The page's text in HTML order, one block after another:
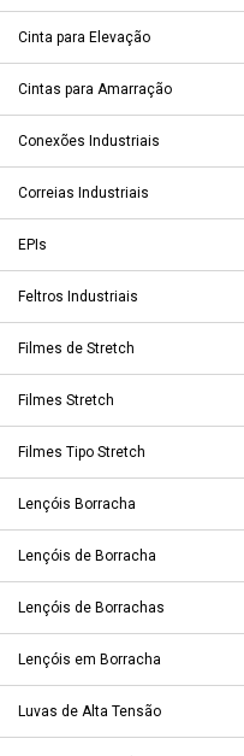
Cinta para Elevação
Cintas para Amarração
Conexões Industriais
Correias Industriais
EPIs
Feltros Industriais
Filmes de Stretch
Filmes Stretch
Filmes Tipo Stretch
Lençóis Borracha
Lençóis de Borracha
Lençóis de Borrachas
Lençóis em Borracha
Luvas de Alta Tensão